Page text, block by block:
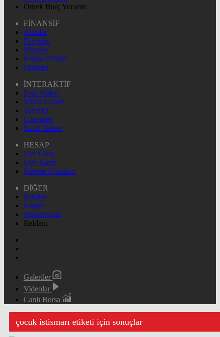
Örnek Burç Yorumu
FİNANSİF
Altınlar
Dövizler
Hisseler
Kripto Paralar
Pariteler
İNTERAKTİF
Foto Galeri
Video Galeri
Yazarlar
Gazeteler
Sıcak Haber
HESAP
Üye Giriş
Üye Kayıt
Şifremi Unuttum
DİĞER
İletişim
Künye
Hakkımızda
Reklam
Galeriler
Videolar
Canlı Borsa
çocuk istismarı etiketi için sonuçlar